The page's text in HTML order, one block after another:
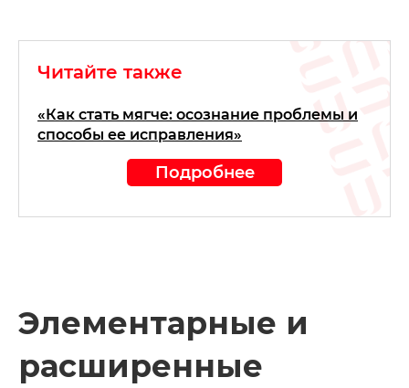
Читайте также
«Как стать мягче: осознание проблемы и
способы ее исправления»
Подробнее
Элементарные и
расширенные